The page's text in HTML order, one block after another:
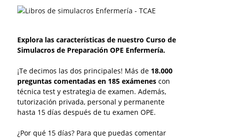
Explora las características de nuestro Curso de
Simulacros de Preparación OPE Enfermería.
¡Te decimos las dos principales! Más de 18.000
preguntas comentadas en 185 exámenes con
técnica test y estrategia de examen. Además,
tutorización privada, personal y permanente
hasta 15 días después de tu examen OPE.
¿Por qué 15 días? Para que puedas comentar